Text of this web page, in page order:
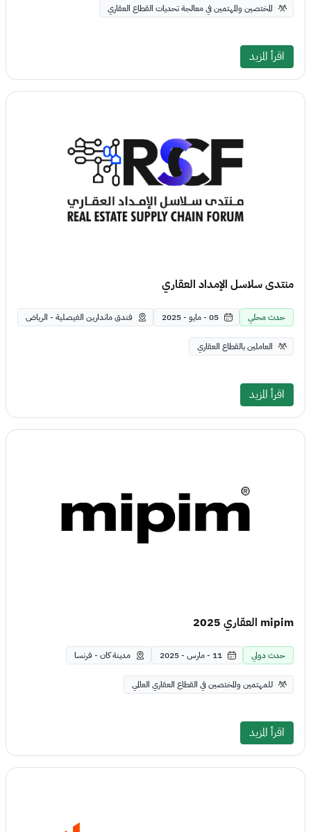
المختصين والمهتمين في معالجة تحديات القطاع العقاري
اقرأ المزيد
منتدى سلاسل الإمداد العقاري
حدث محلي 05 - مايو - 2025 فندق ماندارين الفيصلية - الرياض
العاملين بالقطاع العقاري
اقرأ المزيد
mipim العقاري 2025
حدث دولي 11 - مارس - 2025 مدينة كان - فرنسا
للمهتمين والمختصين في القطاع العقاري العالمي
اقرأ المزيد